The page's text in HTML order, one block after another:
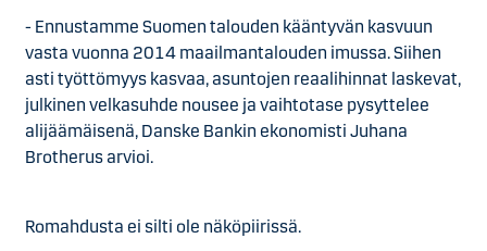
- Ennustamme Suomen talouden kääntyvän kasvuun
vasta vuonna 2014 maailmantalouden imussa. Siihen
asti työttömyys kasvaa, asuntojen reaalihinnat laskevat,
julkinen velkasuhde nousee ja vaihtotase pysyttelee
alijäämäisenä, Danske Bankin ekonomisti Juhana
Brotherus arvioi.
Romahdusta ei silti ole näköpiirissä.